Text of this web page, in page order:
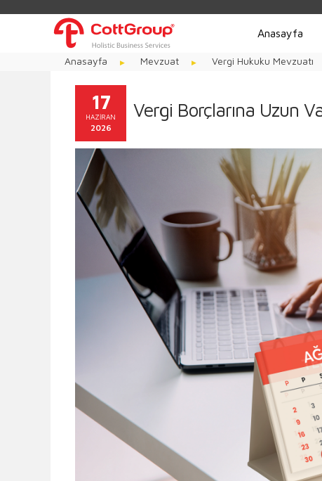
Anasayfa
Anasayfa Mevzuat Vergi Hukuku Mevzuatı
17
HAZIRAN
2026
Vergi Borçlarına Uzun